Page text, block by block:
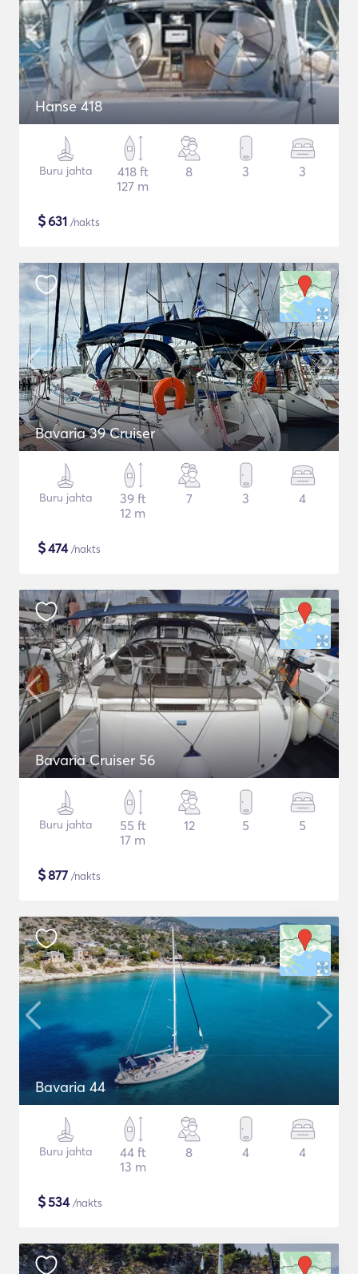
Hanse 418
Buru jahta
418 ft
127 m
8 3 3
$631 /nakts
Bavaria 39 Cruiser
Buru jahta
39 ft
12 m
7 3 4
$474/nakts
Bavaria Cruiser 56
Buru jahta
55 ft
17 m
12 5 5
$877 /nakts
Bavaria 44
Buru jahta
44 ft
13 m
8 4 4
$534/nakts